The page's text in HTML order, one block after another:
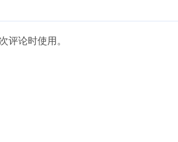
评论时使用。